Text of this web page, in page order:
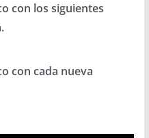
con los siguientes
con cada nueva